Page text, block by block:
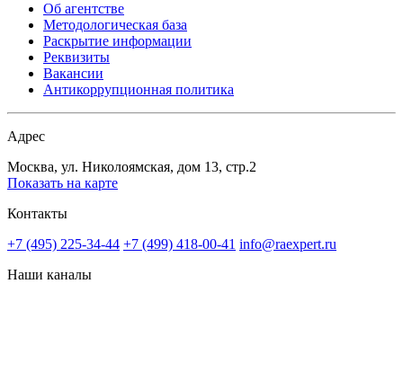
Об агентстве
Методологическая база
Раскрытие информации
Реквизиты
Вакансии
Антикоррупционная политика
Адрес
Москва, ул. Николоямская, дом 13, стр.2
Показать на карте
Контакты
+7 (495) 225-34-44 +7 (499) 418-00-41 info@raexpert.ru
Наши каналы